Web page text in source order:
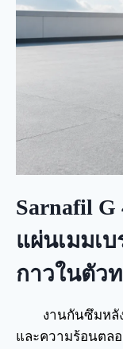
Sarnafil G
แผ่นเมมเ
กาวในตัว
งานกันซึมหลั
และความร้อนตล